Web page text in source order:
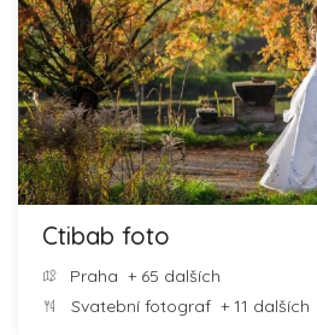
Ctibab foto
Praha + 65 dalších
Svatební fotograf + 11 dalších